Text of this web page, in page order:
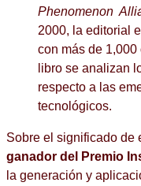
Phenomenon
2000, la editorial
con más de
libro se analizan
respecto a las
tecnológicos.
Sobre el significado de
ganador del Premio
la generación y